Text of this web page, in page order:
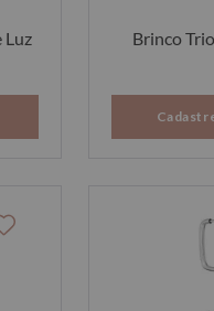
Luz
Brinco